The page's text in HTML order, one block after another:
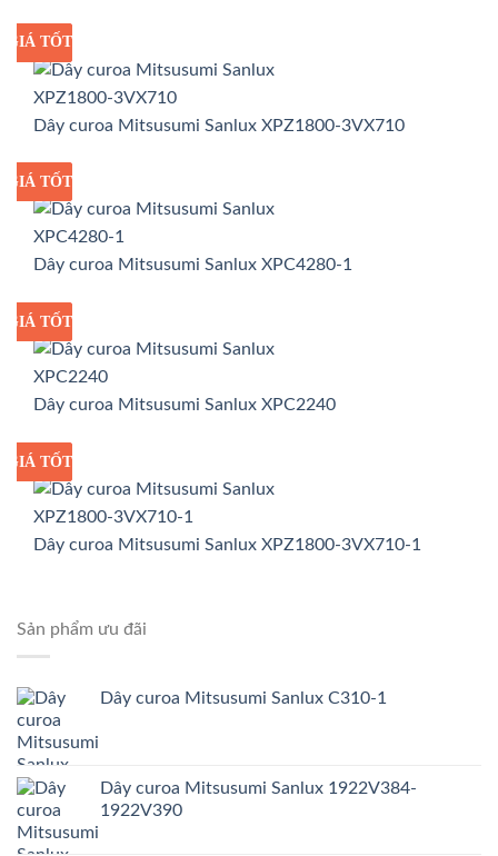
GIÁ SỈ
GIÁ TỐT
Dây curoa Mitsusumi Sanlux XPZ1800-3VX710
GIÁ SỈ
GIÁ TỐT
Dây curoa Mitsusumi Sanlux XPC4280-1
GIÁ SỈ
GIÁ TỐT
Dây curoa Mitsusumi Sanlux XPC2240
GIÁ SỈ
GIÁ TỐT
Dây curoa Mitsusumi Sanlux XPZ1800-3VX710-1
Sản phẩm ưu đãi
Dây curoa Mitsusumi Sanlux C310-1
Dây curoa Mitsusumi Sanlux 1922V384-
1922V390